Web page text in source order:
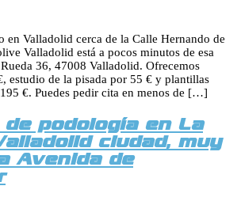
en Valladolid cerca de la Calle Hernando de
Valladolid está a pocos minutos de esa
36, 47008 Valladolid. Ofrecemos
estudio de la pisada por 55 € y plantillas
€. Puedes pedir cita en menos de […]
podología en La
ciudad, muy
Avenida de